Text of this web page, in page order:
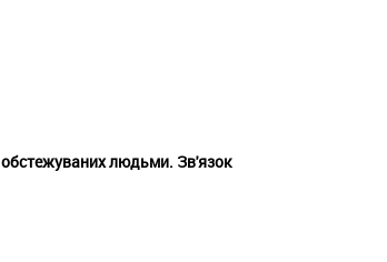
обстежуваних людьми. Зв'язок